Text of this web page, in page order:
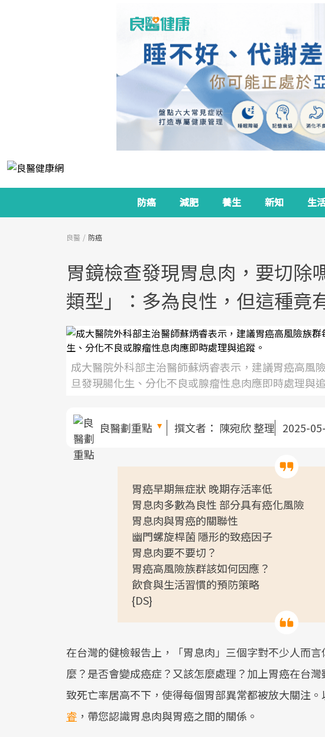
防癌 減肥 養生 新知 生
良醫 防癌
胃鏡檢查發現胃息肉，要切除
類型」：多為良性，但這種竟
成大醫院外科部主治醫師蘇炳睿表示，建議胃癌高風
旦發現腸化生、分化不良或腺瘤性息肉應即時處理與
良醫劃重點 撰文者： 陳宛欣 整理 2025-
胃癌早期無症狀 晚期存活率低
胃息肉多數為良性 部分具有癌化風險
胃息肉與胃癌的關聯性
幽門螺旋桿菌 隱形的致癌因子
胃息肉要不要切？
胃癌高風險族群該如何因應？
飲食與生活習慣的預防策略
{DS}
在台灣的健檢報告上，「胃息肉」三個字對不少人而
麼？是否會變成癌症？又該怎麼處理？加上胃癌在台
致死亡率居高不下，使得每個胃部異常都被放大關注。
睿 ，帶您認識胃息肉與胃癌之間的關係。